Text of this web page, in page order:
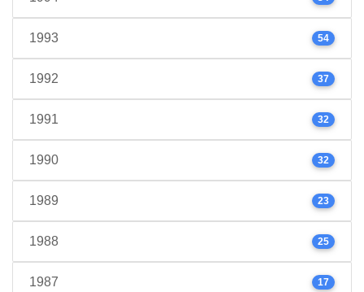
1993 54
1992 37
1991 32
1990 32
1989 23
1988 25
1987 17